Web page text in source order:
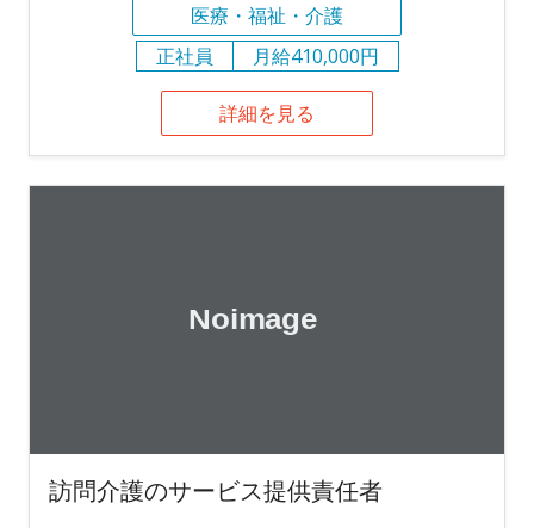
医療・福祉・介護
正社員
月給410,000円
詳細を見る
訪問介護のサービス提供責任者